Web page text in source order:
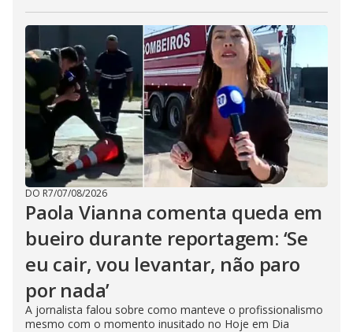
DO R7/07/08/2026
Paola Vianna comenta queda em
bueiro durante reportagem: ‘Se
eu cair, vou levantar, não paro
por nada’
A jornalista falou sobre como manteve o profissionalismo
mesmo com o momento inusitado no Hoje em Dia